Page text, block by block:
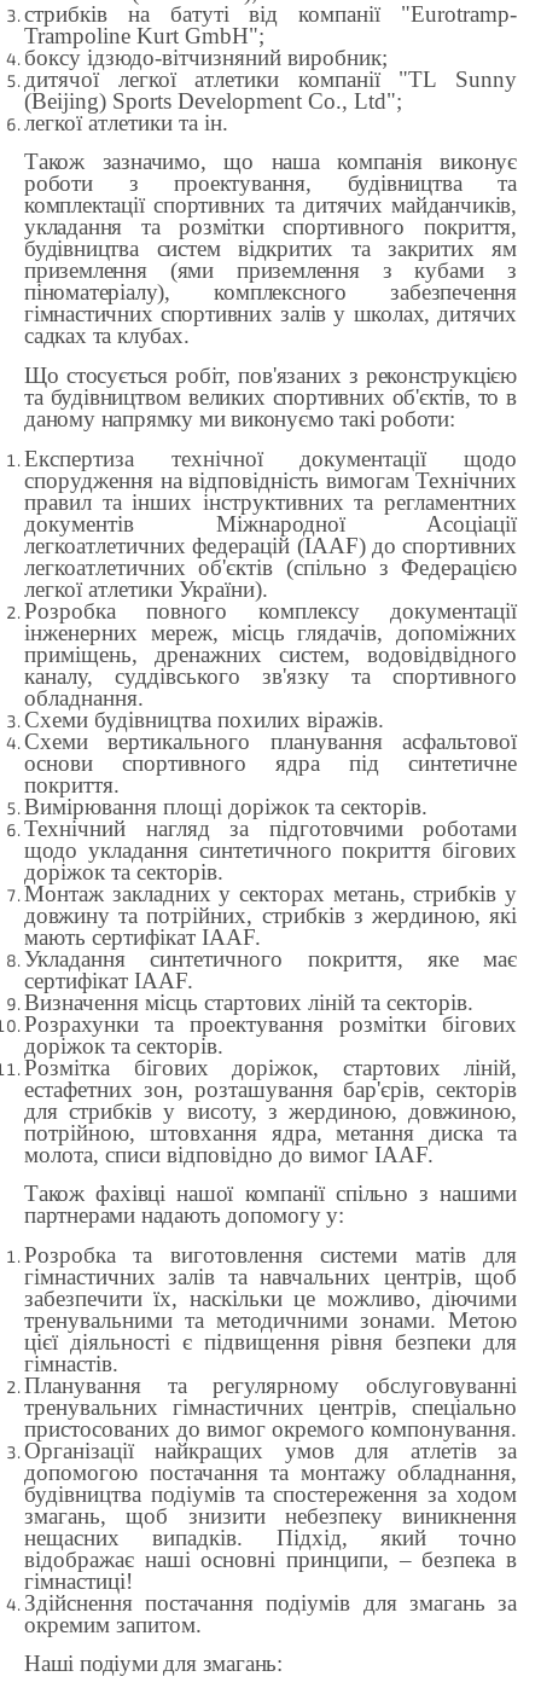
стрибків на батуті від компанії "Eurotramp-
Trampoline Kurt GmbH";
боксу ідзюдо-вітчизняний виробник;
дитячої легкої атлетики компанії "TL Sunny
(Beijing) Sports Development Co., Ltd";
легкої атлетики та ін.
Також зазначимо, що наша компанія виконує
роботи з проектування, будівництва та
комплектації спортивних та дитячих майданчиків,
укладання та розмітки спортивного покриття,
будівництва систем відкритих та закритих ям
приземлення (ями приземлення з кубами з
піноматеріалу), комплексного забезпечення
гімнастичних спортивних залів у школах, дитячих
садках та клубах.
Що стосується робіт, пов'язаних з реконструкцією
та будівництвом великих спортивних об'єктів, то в
даному напрямку ми виконуємо такі роботи:
Експертиза технічної документації щодо
спорудження на відповідність вимогам Технічних
правил та інших інструктивних та регламентних
документів Міжнародної Асоціації
легкоатлетичних федерацій (IAAF) до спортивних
легкоатлетичних об'єктів (спільно з Федерацією
легкої атлетики України).
Розробка повного комплексу документації
інженерних мереж, місць глядачів, допоміжних
приміщень, дренажних систем, водовідвідного
каналу, суддівського зв'язку та спортивного
обладнання.
Схеми будівництва похилих віражів.
Схеми вертикального планування асфальтової
основи спортивного ядра під синтетичне
покриття.
Вимірювання площі доріжок та секторів.
Технічний нагляд за підготовчими роботами
щодо укладання синтетичного покриття бігових
доріжок та секторів.
Монтаж закладних у секторах метань, стрибків у
довжину та потрійних, стрибків з жердиною, які
мають сертифікат IAAF.
Укладання синтетичного покриття, яке має
сертифікат IAAF.
Визначення місць стартових ліній та секторів.
Розрахунки та проектування розмітки бігових
доріжок та секторів.
Розмітка бігових доріжок, стартових ліній,
естафетних зон, розташування бар'єрів, секторів
для стрибків у висоту, з жердиною, довжиною,
потрійною, штовхання ядра, метання диска та
молота, списи відповідно до вимог IAAF.
Також фахівці нашої компанії спільно з нашими
партнерами надають допомогу у:
Розробка та виготовлення системи матів для
гімнастичних залів та навчальних центрів, щоб
забезпечити їх, наскільки це можливо, діючими
тренувальними та методичними зонами. Метою
цієї діяльності є підвищення рівня безпеки для
гімнастів.
Планування та регулярному обслуговуванні
тренувальних гімнастичних центрів, спеціально
пристосованих до вимог окремого компонування.
Організації найкращих умов для атлетів за
допомогою постачання та монтажу обладнання,
будівництва подіумів та спостереження за ходом
змагань, щоб знизити небезпеку виникнення
нещасних випадків. Підхід, який точно
відображає наші основні принципи, – безпека в
гімнастиці!
Здійснення постачання подіумів для змагань за
окремим запитом.
Наші подіуми для змагань: